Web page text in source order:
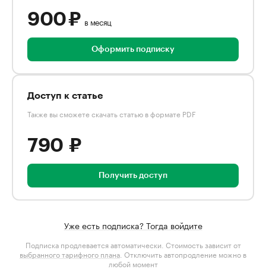
900 ₽ в месяц
Оформить подписку
Доступ к статье
Также вы сможете скачать статью в формате PDF
790 ₽
Получить доступ
Уже есть подписка? Тогда войдите
Подписка продлевается автоматически. Стоимость зависит от
выбранного тарифного плана . Отключить автопродление можно в
любой момент